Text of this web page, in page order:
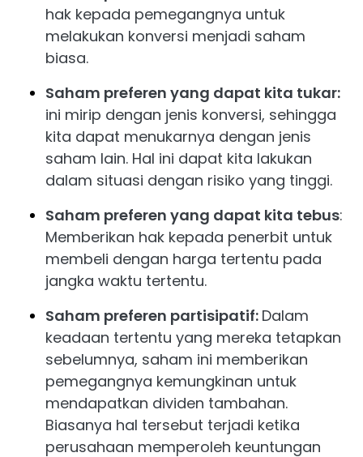
hak kepada pemegangnya untuk
melakukan konversi menjadi saham
biasa.
Saham preferen yang dapat kita tukar:
ini mirip dengan jenis konversi, sehingga
kita dapat menukarnya dengan jenis
saham lain. Hal ini dapat kita lakukan
dalam situasi dengan risiko yang tinggi.
Saham preferen yang dapat kita tebus:
Memberikan hak kepada penerbit untuk
membeli dengan harga tertentu pada
jangka waktu tertentu.
Saham preferen partisipatif: Dalam
keadaan tertentu yang mereka tetapkan
sebelumnya, saham ini memberikan
pemegangnya kemungkinan untuk
mendapatkan dividen tambahan.
Biasanya hal tersebut terjadi ketika
perusahaan memperoleh keuntungan